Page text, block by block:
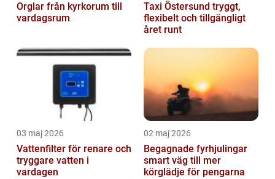
Orglar från kyrkorum till
vardagsrum
Taxi Östersund tryggt,
flexibelt och tillgängligt
året runt
03 maj 2026
Vattenfilter för renare och
tryggare vatten i
vardagen
02 maj 2026
Begagnade fyrhjulingar
smart väg till mer
körglädje för pengarna